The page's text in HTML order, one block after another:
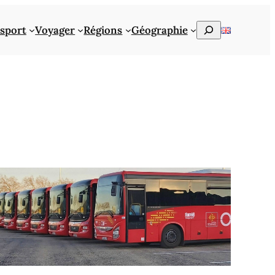
Voyager Régions Géographie Rechercher